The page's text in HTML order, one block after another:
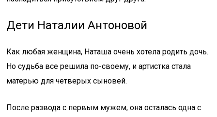
Дети Наталии Антоновой
Как любая женщина, Наташа очень хотела родить дочь.
Но судьба все решила по-своему, и артистка стала
матерью для четверых сыновей.
После развода с первым мужем, она осталась одна с